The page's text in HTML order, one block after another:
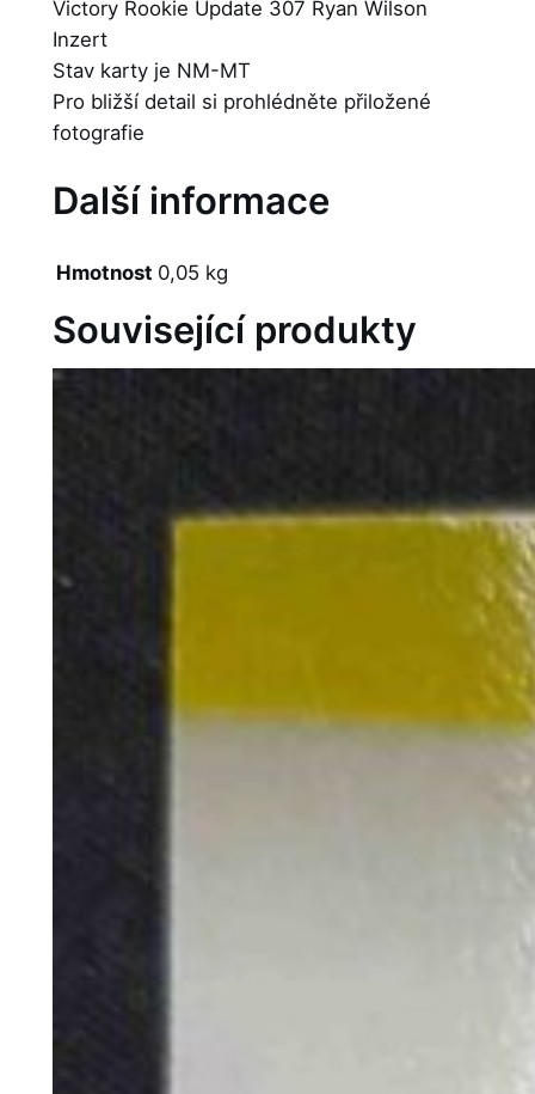
Victory Rookie Update 307 Ryan Wilson
Inzert
Stav karty je NM-MT
Pro bližší detail si prohlédněte přiložené
fotografie
Další informace
Hmotnost 0,05 kg
Související produkty